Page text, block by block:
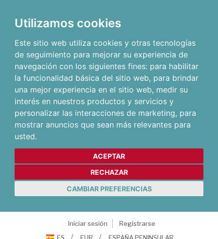
Utilizamos cookies
Este sitio web utiliza cookies y otras tecnologías
de seguimiento para mejorar su experiencia de
navegación con los siguientes fines: para habilitar
la funcionalidad básica del sitio web, para brindar
una mejor experiencia en el sitio web, medir su
interés en nuestros productos y servicios y
personalizar las interacciones de marketing, para
mostrar anuncios que sean más relevantes para
usted.
ACEPTAR
RECHAZAR
CAMBIAR PREFERENCIAS
Iniciar sesión
Registrarse